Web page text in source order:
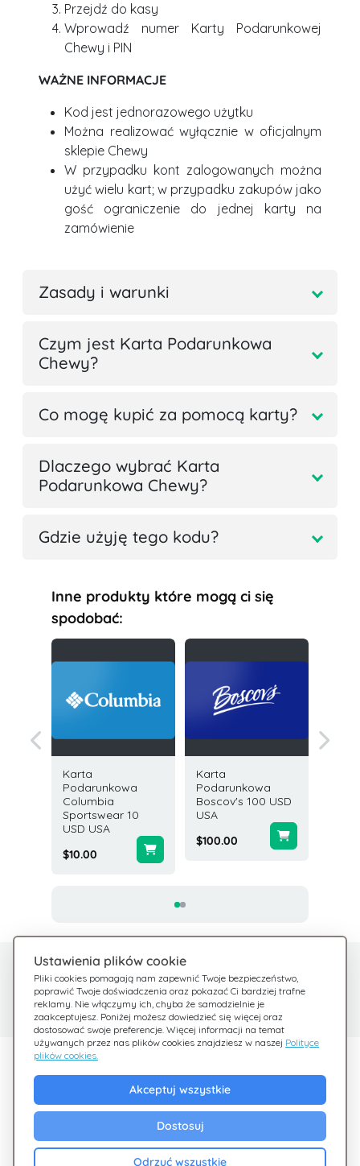
Przejdź do kasy
Wprowadź numer Karty Podarunkowej
Chewy i PIN
WAŻNE INFORMACJE
Kod jest jednorazowego użytku
Można realizować wyłącznie w oficjalnym
sklepie Chewy
W przypadku kont zalogowanych można
użyć wielu kart; w przypadku zakupów jako
gość ograniczenie do jednej karty na
zamówienie
Zasady i warunki
Czym jest Karta Podarunkowa
Chewy?
Co mogę kupić za pomocą karty?
Dlaczego wybrać Karta
Podarunkowa Chewy?
Gdzie użyję tego kodu?
Inne produkty które mogą ci się
spodobać:
Karta
Podarunkowa
Columbia
Sportswear 10
USD USA
$10.00
Karta
Podarunkowa
Boscov's 100 USD
USA
$100.00
Ustawienia plików cookie
Pliki cookies pomagają nam zapewnić Twoje bezpieczeństwo,
poprawić Twoje doświadczenia oraz pokazać Ci bardziej trafne
reklamy. Nie włączymy ich, chyba że samodzielnie je
zaakceptujesz. Poniżej możesz dowiedzieć się więcej oraz
dostosować swoje preferencje. Więcej informacji na temat
używanych przez nas plików cookies znajdziesz w naszej Polityce
plików cookies.
Akceptuj wszystkie
Dostosuj
Odrzuć wszystkie
Potrzebujesz pomocy?
Jesteśmy tu dla Ciebie
Centrum pomocy
Sprawdź nasze FAQ
Odkryj Giftsy
Cashback
Blog